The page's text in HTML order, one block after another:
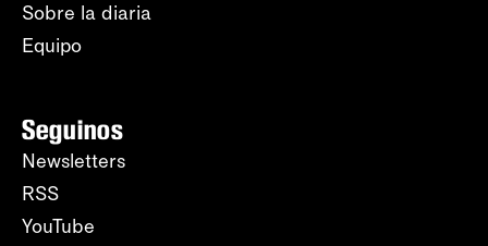
Sobre la diaria
Equipo
Seguinos
Newsletters
RSS
YouTube